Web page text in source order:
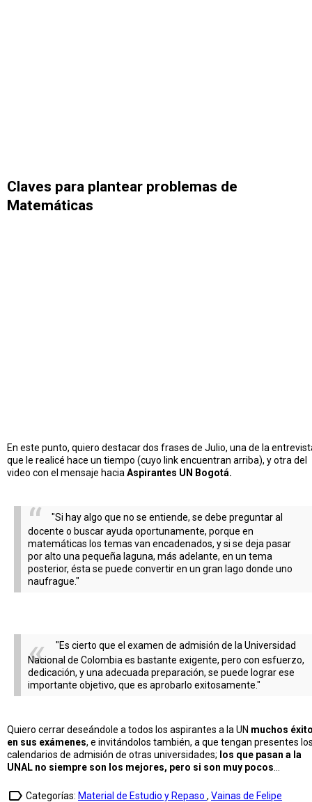
Claves para plantear problemas de
Matemáticas
En este punto, quiero destacar dos frases de Julio, una de la
que le realicé hace un tiempo (cuyo link encuentran arriba), y otra del
video con el mensaje hacia Aspirantes UN Bogotá.
"Si hay algo que no se entiende, se debe preguntar al
docente o buscar ayuda oportunamente, porque en
matemáticas los temas van encadenados, y si se deja pasar
por alto una pequeña laguna, más adelante, en un tema
posterior, ésta se puede convertir en un gran lago donde uno
naufrague."
"Es cierto que el examen de admisión de la Universidad
Nacional de Colombia es bastante exigente, pero con esfuerzo,
dedicación, y una adecuada preparación, se puede lograr ese
importante objetivo, que es aprobarlo exitosamente."
Quiero cerrar deseándole a todos los aspirantes a la UN muchos
en sus exámenes, e invitándolos también, a que tengan presentes
calendarios de admisión de otras universidades; los que pasan a la
UNAL no siempre son los mejores, pero si son muy pocos
label_outline Categorías: Material de Estudio y Repaso , Vainas de Felipe